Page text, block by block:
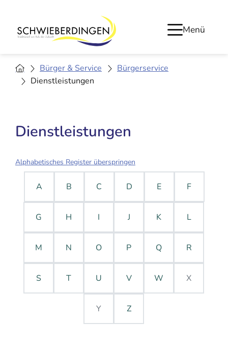
Menü
Bürger & Service
Bürgerservice
Dienstleistungen
Dienstleistungen
Alphabetisches Register überspringen
A B C D E F
G H I J K L
M N O P Q R
S T U V W X
Y Z